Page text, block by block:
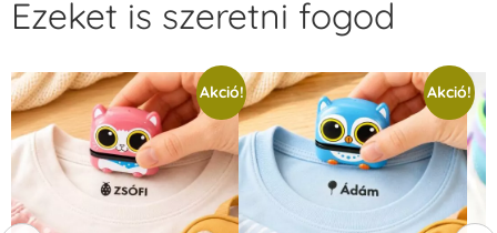
Ezeket is szeretni fogod
Akció! Akció!